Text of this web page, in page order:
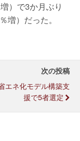
）で3か月ぶり
増）だった。
次の投稿
エネ化モデル構築支
援で5者選定